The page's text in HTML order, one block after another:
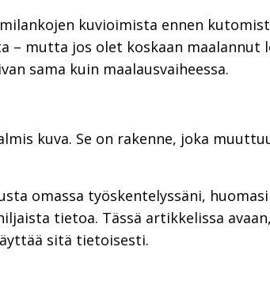
kuvioimista ennen
– mutta jos olet koskaan
sama kuin maalausvaiheessa.
kuva. Se on rakenne, joka
omassa työskentelyssäni,
tietoa. Tässä artikkelissa
sitä tietoisesti.